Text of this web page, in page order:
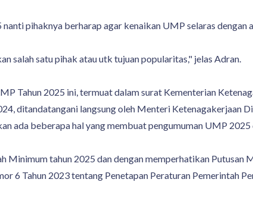
pihaknya berharap agar kenaikan UMP selaras
salah satu pihak atau utk tujuan popularitas," jelas Adran.
Tahun 2025 ini, termuat dalam surat Kementerian
ditandatangani langsung oleh Menteri Ketenagakerjaan
ada beberapa hal yang membuat pengumuman UMP
Minimum tahun 2025 dan dengan memperhatikan
6 Tahun 2023 tentang Penetapan Peraturan Pemerintah